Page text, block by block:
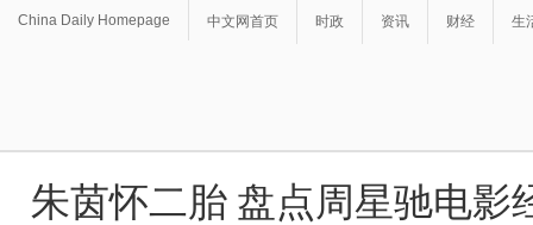
China Daily Homepage 中文网首页 时政 资讯 财经 生
朱茵怀二胎 盘点周星驰电影